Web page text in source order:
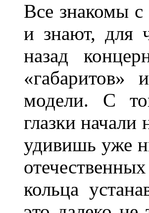
Все знакомы с
и знают, для
назад
«габаритов»
модели. С
глазки начали
удивишь уже
кольца